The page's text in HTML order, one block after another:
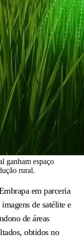
ganham espaço
rural.
em parceria
de satélite e
de áreas
obtidos no